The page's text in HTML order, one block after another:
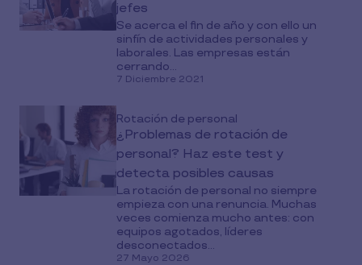
jefes
Se acerca el fin de año y con ello un
sinfín de actividades personales y
laborales. Las empresas están
cerrando...
7 Diciembre 2021
Rotación de personal
¿Problemas de rotación de
personal? Haz este test y
detecta posibles causas
La rotación de personal no siempre
empieza con una renuncia. Muchas
veces comienza mucho antes: con
equipos agotados, líderes
desconectados...
27 Mayo 2026